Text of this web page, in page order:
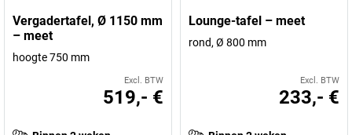
Vergadertafel, Ø 1150 mm
– meet
hoogte 750 mm
Excl. BTW
519,- €
Lounge-tafel – meet
rond, Ø 800 mm
Excl. BTW
233,- €